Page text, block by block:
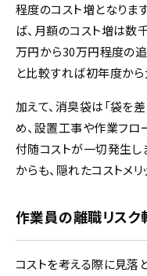
程度のコスト増となりま
ば、月額のコスト増は数
万円から30万円程度の
と比較すれば初年度から
加えて、消臭袋は「袋を
め、設置工事や作業フロ
付随コストが一切発生し
からも、隠れたコストメリ
作業員の離職リスク
コストを考える際に見落